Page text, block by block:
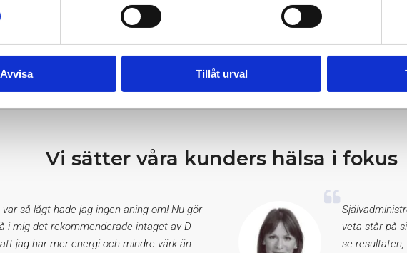
Avvisa Tillåt urval
populärvetenskapliga och skall ej ses som vetenskapligt
Medisera kan inte garantera att texterna baseras på den
Vi sätter våra kunders hälsa i fokus
så lågt hade jag ingen aning om! Nu gör
i mig det rekommenderade intaget av D-
jag har mer energi och mindre värk än
veta står på
se